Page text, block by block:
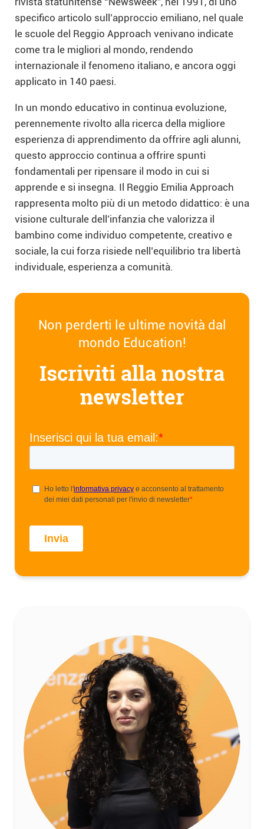
specifico articolo sull’approccio emiliano, nel quale
le scuole del Reggio Approach venivano indicate
come tra le migliori al mondo, rendendo
internazionale il fenomeno italiano, e ancora oggi
applicato in 140 paesi.
In un mondo educativo in continua evoluzione,
perennemente rivolto alla ricerca della migliore
esperienza di apprendimento da offrire agli alunni,
questo approccio continua a offrire spunti
fondamentali per ripensare il modo in cui si
apprende e si insegna. Il Reggio Emilia Approach
rappresenta molto più di un metodo didattico: è una
visione culturale dell’infanzia che valorizza il
bambino come individuo competente, creativo e
sociale, la cui forza risiede nell’equilibrio tra libertà
individuale, esperienza a comunità.
Non perderti le ultime novità dal
mondo Education!
Iscriviti alla nostra
newsletter